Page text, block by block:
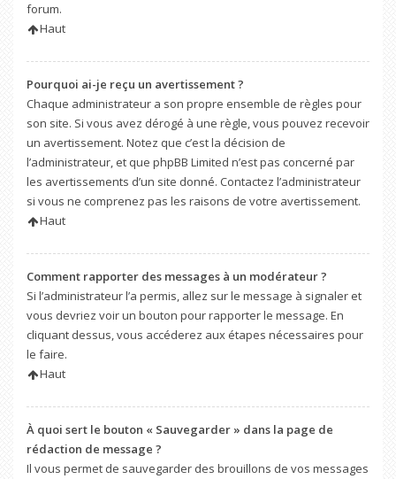
forum.
Haut
Pourquoi ai-je reçu un avertissement ?
Chaque administrateur a son propre ensemble de règles pour
son site. Si vous avez dérogé à une règle, vous pouvez recevoir
un avertissement. Notez que c’est la décision de
l’administrateur, et que phpBB Limited n’est pas concerné par
les avertissements d’un site donné. Contactez l’administrateur
si vous ne comprenez pas les raisons de votre avertissement.
Haut
Comment rapporter des messages à un modérateur ?
Si l’administrateur l’a permis, allez sur le message à signaler et
vous devriez voir un bouton pour rapporter le message. En
cliquant dessus, vous accéderez aux étapes nécessaires pour
le faire.
Haut
À quoi sert le bouton « Sauvegarder » dans la page de
rédaction de message ?
Il vous permet de sauvegarder des brouillons de vos messages